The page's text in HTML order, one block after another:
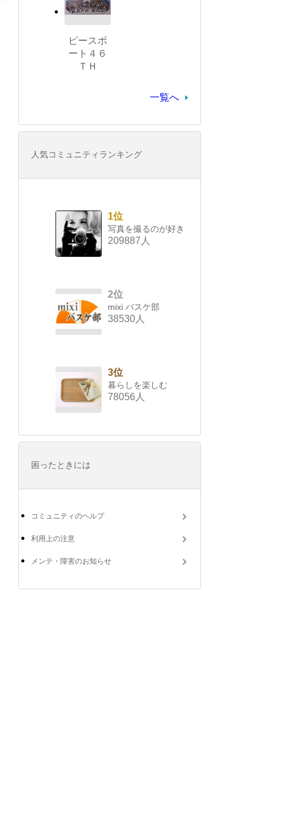
ピースボ
ート４６
ＴＨ
一覧へ
人気コミュニティランキング
1位
写真を撮るのが好き
209887人
2位
mixi バスケ部
38530人
3位
暮らしを楽しむ
78056人
困ったときには
コミュニティのヘルプ
利用上の注意
メンテ・障害のお知らせ